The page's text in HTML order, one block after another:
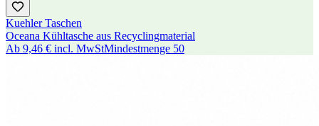
Kuehler Taschen
Oceana Kühltasche aus Recyclingmaterial
Ab 9,46 € incl. MwStMindestmenge 50